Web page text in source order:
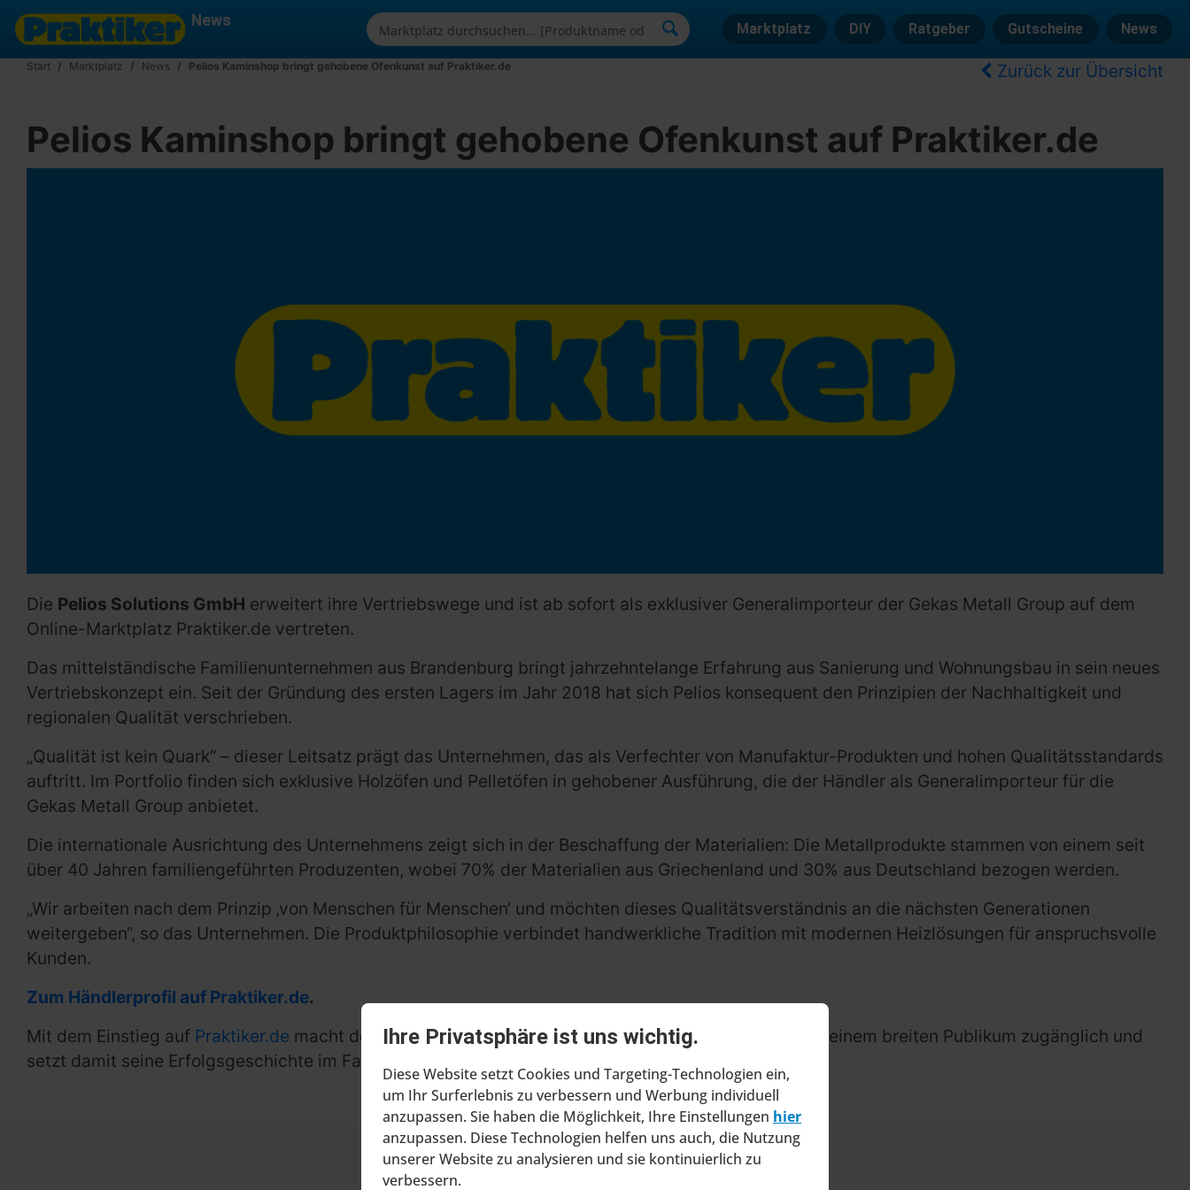
Ihre Privatsphäre ist uns wichtig.
Diese Website setzt Cookies und Targeting-Technologien ein,
um Ihr Surferlebnis zu verbessern und Werbung individuell
anzupassen. Sie haben die Möglichkeit, Ihre Einstellungen hier
anzupassen. Diese Technologien helfen uns auch, die Nutzung
unserer Website zu analysieren und sie kontinuierlich zu
verbessern.
News Marktplatz DIY Ratgeber Gutscheine News
Start Marktplatz News Pelios Kaminshop bringt gehobene Ofenkunst auf Praktiker.de Zurück zur Übersicht
Pelios Kaminshop bringt gehobene Ofenkunst auf Praktiker.de
Die Pelios Solutions GmbH erweitert ihre Vertriebswege und ist ab sofort als exklusiver Generalimporteur der Gekas Metall Group auf dem
Online-Marktplatz Praktiker.de vertreten.
Das mittelständische Familienunternehmen aus Brandenburg bringt jahrzehntelange Erfahrung aus Sanierung und Wohnungsbau in sein neues
Vertriebskonzept ein. Seit der Gründung des ersten Lagers im Jahr 2018 hat sich Pelios konsequent den Prinzipien der Nachhaltigkeit und
regionalen Qualität verschrieben.
„Qualität ist kein Quark“ – dieser Leitsatz prägt das Unternehmen, das als Verfechter von Manufaktur-Produkten und hohen Qualitätsstandards
auftritt. Im Portfolio finden sich exklusive Holzöfen und Pelletöfen in gehobener Ausführung, die der Händler als Generalimporteur für die
Gekas Metall Group anbietet.
Die internationale Ausrichtung des Unternehmens zeigt sich in der Beschaffung der Materialien: Die Metallprodukte stammen von einem seit
über 40 Jahren familiengeführten Produzenten, wobei 70% der Materialien aus Griechenland und 30% aus Deutschland bezogen werden.
„Wir arbeiten nach dem Prinzip ‚von Menschen für Menschen‘ und möchten dieses Qualitätsverständnis an die nächsten Generationen
weitergeben“, so das Unternehmen. Die Produktphilosophie verbindet handwerkliche Tradition mit modernen Heizlösungen für anspruchsvolle
Kunden.
Zum Händlerprofil auf Praktiker.de.
Mit dem Einstieg auf Praktiker.de macht der Pelios Kaminshop seine hochwertigen Ofenmodelle nun einem breiten Publikum zugänglich und
setzt damit seine Erfolgsgeschichte im Fachhandel für gehobene Heizlösungen fort.